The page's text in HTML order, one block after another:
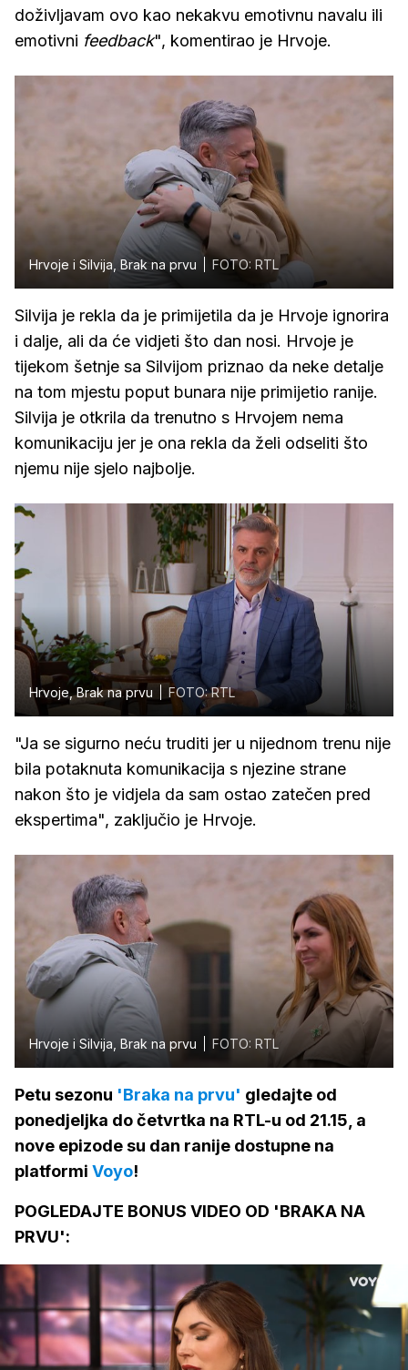
doživljavam ovo kao nekakvu emotivnu navalu ili
emotivni feedback", komentirao je Hrvoje.
Hrvoje i Silvija, Brak na prvu FOTO: RTL
Silvija je rekla da je primijetila da je Hrvoje ignorira
i dalje, ali da će vidjeti što dan nosi. Hrvoje je
tijekom šetnje sa Silvijom priznao da neke detalje
na tom mjestu poput bunara nije primijetio ranije.
Silvija je otkrila da trenutno s Hrvojem nema
komunikaciju jer je ona rekla da želi odseliti što
njemu nije sjelo najbolje.
Hrvoje, Brak na prvu FOTO: RTL
"Ja se sigurno neću truditi jer u nijednom trenu nije
bila potaknuta komunikacija s njezine strane
nakon što je vidjela da sam ostao zatečen pred
ekspertima", zaključio je Hrvoje.
Hrvoje i Silvija, Brak na prvu FOTO: RTL
Petu sezonu 'Braka na prvu' gledajte od
ponedjeljka do četvrtka na RTL-u od 21.15, a
nove epizode su dan ranije dostupne na
platformi Voyo!
POGLEDAJTE BONUS VIDEO OD 'BRAKA NA
PRVU':